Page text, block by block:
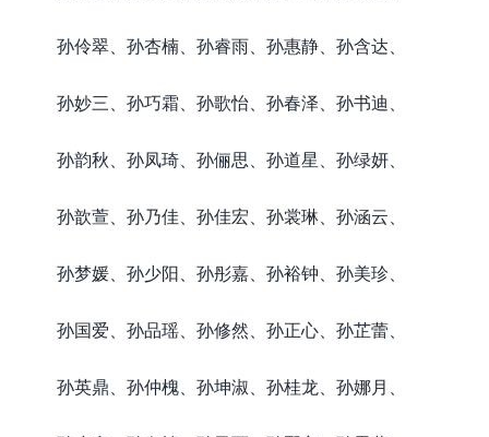
孙伶翠、孙杏楠、孙睿雨、孙惠静、孙含达、
孙妙三、孙巧霜、孙歌怡、孙春泽、孙书迪、
孙韵秋、孙凤琦、孙俪思、孙道星、孙绿妍、
孙歆萱、孙乃佳、孙佳宏、孙裳琳、孙涵云、
孙梦媛、孙少阳、孙彤嘉、孙裕钟、孙美珍、
孙国爱、孙品瑶、孙修然、孙正心、孙芷蕾、
孙英鼎、孙仲槐、孙坤淑、孙桂龙、孙娜月、